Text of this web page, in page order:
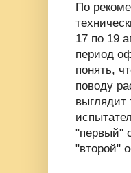
По
17 по 19
период
понять,
поводу
выглядит
"первый"
"второй"